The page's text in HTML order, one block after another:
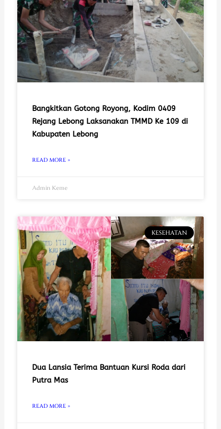
Bangkitkan Gotong Royong, Kodim 0409
Rejang Lebong Laksanakan TMMD Ke 109 di
Kabupaten Lebong
READ MORE »
Admin Keme
KESEHATAN
Dua Lansia Terima Bantuan Kursi Roda dari
Putra Mas
READ MORE »